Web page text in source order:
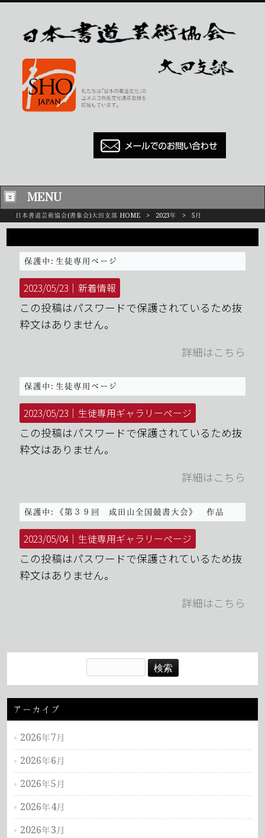
MENU
日本書道芸術協会(書象会)大田支部 HOME > 2023年 > 5月
保護中: 生徒専用ページ
2023/05/23｜新着情報
この投稿はパスワードで保護されているため抜
粋文はありません。
詳細はこちら
保護中: 生徒専用ページ
2023/05/23｜ 生徒専用ギャラリーページ
この投稿はパスワードで保護されているため抜
粋文はありません。
詳細はこちら
保護中: 《第３９回 成田山全国競書大会》 作品
2023/05/04｜ 生徒専用ギャラリーページ
この投稿はパスワードで保護されているため抜
粋文はありません。
詳細はこちら
アーカイブ
2026年7月
2026年6月
2026年5月
2026年4月
2026年3月